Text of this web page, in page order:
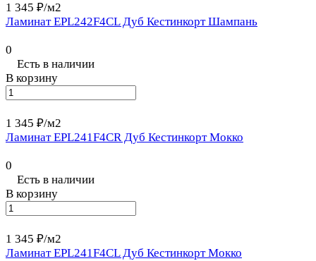
1 345 ₽/м2
Ламинат EPL242F4CL Дуб Кестинкорт Шампань
0
Есть в наличии
В корзину
1 345 ₽/м2
Ламинат EPL241F4CR Дуб Кестинкорт Мокко
0
Есть в наличии
В корзину
1 345 ₽/м2
Ламинат EPL241F4CL Дуб Кестинкорт Мокко